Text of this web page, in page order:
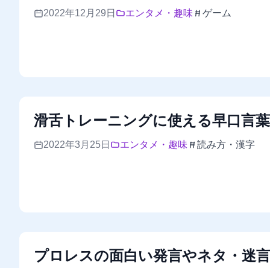
2022年12月29日 エンタメ・趣味 ゲーム
滑舌トレーニングに使える早口言
2022年3月25日 エンタメ・趣味 読み方・漢字
プロレスの面白い発言やネタ・迷